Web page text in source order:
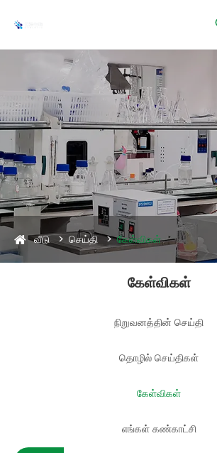
வீடு செய்தி கேள்விகள்
கேள்விகள்
நிறுவனத்தின் செய்தி
தொழில் செய்திகள்
கேள்விகள்
எங்கள் கண்காட்சி